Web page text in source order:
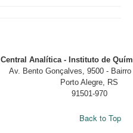
Central Analítica - Instituto de
Av. Bento Gonçalves, 9500 - Bairro
Porto Alegre, RS
91501-970
Back to Top